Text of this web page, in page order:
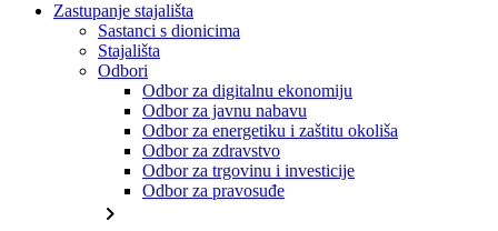
Zastupanje stajališta
Sastanci s dionicima
Stajališta
Odbori
Odbor za digitalnu ekonomiju
Odbor za javnu nabavu
Odbor za energetiku i zaštitu okoliša
Odbor za zdravstvo
Odbor za trgovinu i investicije
Odbor za pravosuđe
chevron_right